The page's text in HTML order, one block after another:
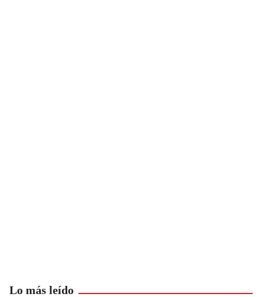
Lo más leído